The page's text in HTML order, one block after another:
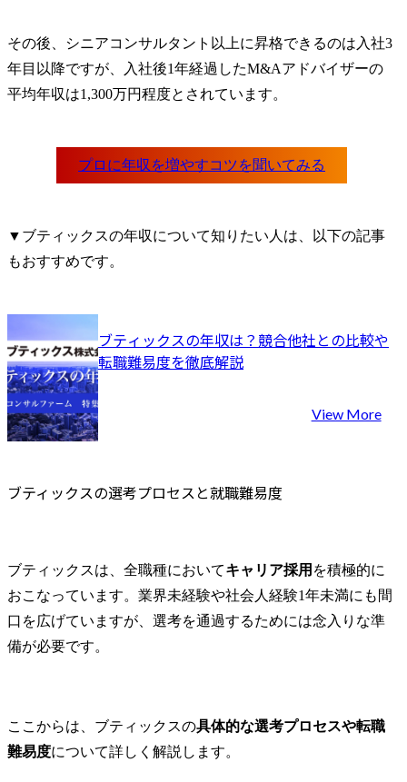
その後、シニアコンサルタント以上に昇格できるのは入社3
年目以降ですが、入社後1年経過したM&Aアドバイザーの
平均年収は1,300万円程度とされています。
▼ブティックスの年収について知りたい人は、以下の記事
もおすすめです。
ブティックスの年収は？競合他社との比較や
転職難易度を徹底解説
View More
ブティックスの選考プロセスと就職難易度
ブティックスは、全職種においてキャリア採用 を積極的に
おこなっています。業界未経験や社会人経験1年未満にも間
口を広げていますが、選考を通過するためには念入りな準
備が必要です。
ここからは、ブティックスの具体的な選考プロセスや転職
難易度について詳しく解説します。